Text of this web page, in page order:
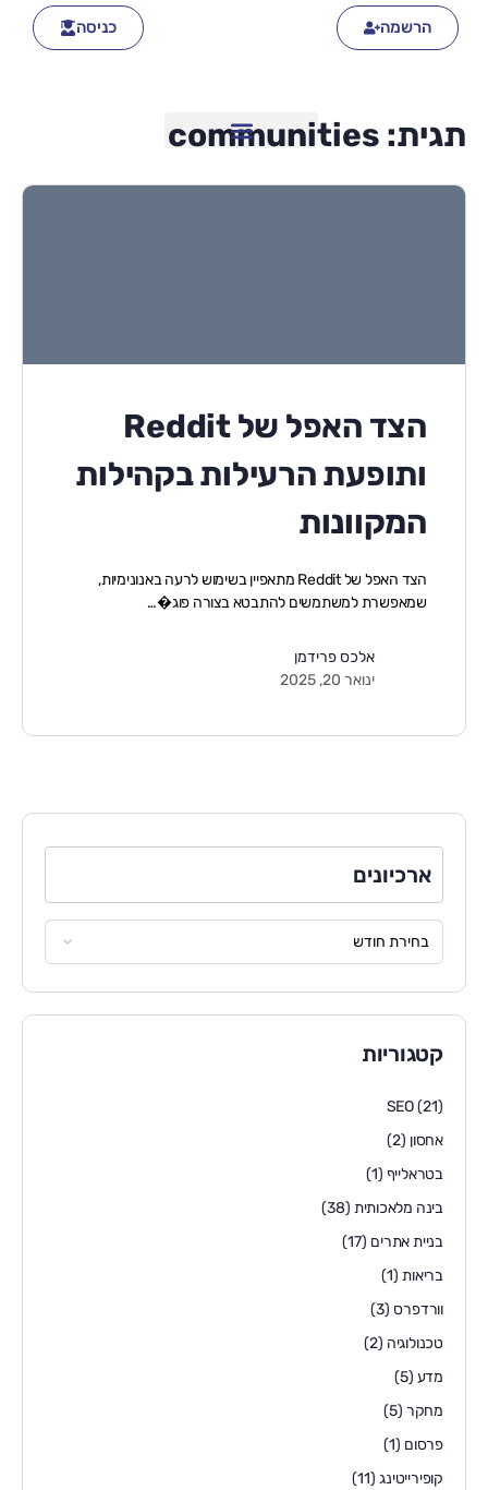
הרשמה כניסה
תגית: communities
הצד האפל של Reddit
ותופעת הרעילות בקהילות
המקוונות
הצד האפל של Reddit מתאפיין בשימוש לרעה באנונימיות,
שמאפשרת למשתמשים להתבטא בצורה פוג�…
אלכס פרידמן
ינואר 20, 2025
ארכיונים
קטגוריות
SEO(21)
אחסון (2)
בטראלייף (1)
בינה מלאכותית (38)
בניית אתרים (17)
בריאות(1)
וורדפרס (3)
טכנולוגיה (2)
מדע (5)
מחקר (5)
פרסום (1)
קופירייטינג(11)